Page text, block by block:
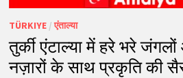
TÜRKIYE/एंताल्या
तुर्की एंटाल्या में हरे भरे
नज़ारों के साथ प्रकृति की